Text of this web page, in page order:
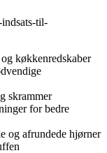
til-
køkkenredskaber
skrammer
for bedre
og afrundede hjørner